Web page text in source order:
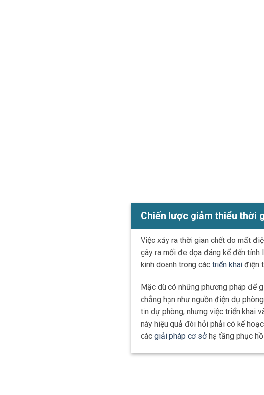
Chiến lược giảm thiểu thời
Việc xảy ra thời gian chết do mất
gây ra mối đe dọa đáng kể đến tính
kinh doanh trong các triển khai điện
Mặc dù có những phương pháp để
chẳng hạn như nguồn điện dự
tin dự phòng, nhưng việc triển khai
này hiệu quả đòi hỏi phải có kế
các giải pháp cơ sởhạ tầng phục